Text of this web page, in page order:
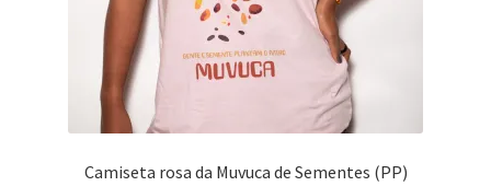
Camiseta rosa da Muvuca de Sementes (PP)